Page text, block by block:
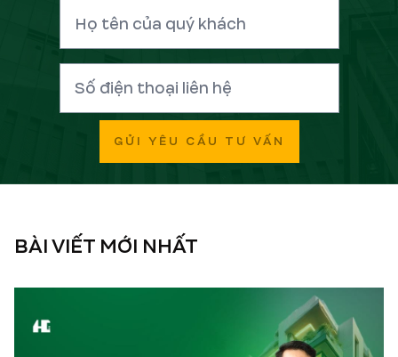
GỬI YÊU CẦU TƯ VẤN
BÀI VIẾT MỚI NHẤT